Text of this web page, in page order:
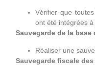
Vérifier que
ont été intégrées
Sauvegarde de la base
Réaliser une
Sauvegarde fiscale